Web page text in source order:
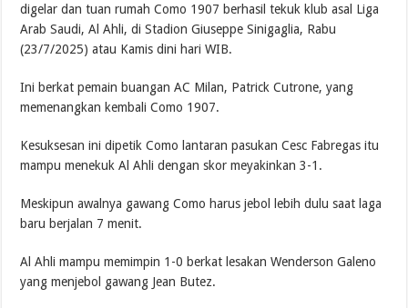
digelar dan tuan rumah Como 1907 berhasil tekuk klub asal Liga
Arab Saudi, Al Ahli, di Stadion Giuseppe Sinigaglia, Rabu
(23/7/2025) atau Kamis dini hari WIB.
Ini berkat pemain buangan AC Milan, Patrick Cutrone, yang
memenangkan kembali Como 1907.
Kesuksesan ini dipetik Como lantaran pasukan Cesc Fabregas itu
mampu menekuk Al Ahli dengan skor meyakinkan 3-1.
Meskipun awalnya gawang Como harus jebol lebih dulu saat laga
baru berjalan 7 menit.
Al Ahli mampu memimpin 1-0 berkat lesakan Wenderson Galeno
yang menjebol gawang Jean Butez.